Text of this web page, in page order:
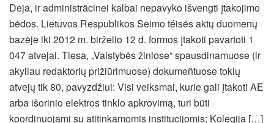
Deja, ir administrãcinei kalbai nepavyko išvengti įtakojimo
bėdos. Lietuvos Respublikos Seimo téisės aktų duomenų
bazėje iki 2012 m. birželio 12 d. formos įtakoti pavartoti 1
047 atvejai. Tiesa, „Valstybės žiniose“ spausdinamuose (ir
akyliau redaktorių prižiūrimuose) dokumeñtuose tokių
atvejų tik 80, pavyzdžiui: Visi veiksmai, kurie gali įtakoti AE
arba išorinio elektros tinklo apkrovimą, turi būti
koordinuojami su atitinkamomis institucijomis; Kolegija […]